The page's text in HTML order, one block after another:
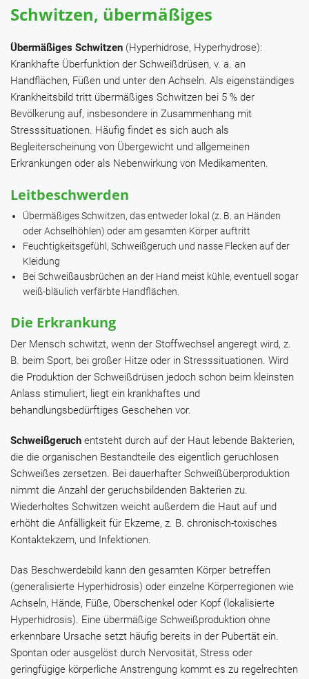
Schwitzen, übermäßiges
Übermäßiges Schwitzen (Hyperhidrose, Hyperhydrose):
Krankhafte Überfunktion der Schweißdrüsen, v. a. an
Handflächen, Füßen und unter den Achseln. Als eigenständiges
Krankheitsbild tritt übermäßiges Schwitzen bei 5 % der
Bevölkerung auf, insbesondere in Zusammenhang mit
Stresssituationen. Häufig findet es sich auch als
Begleiterscheinung von Übergewicht und allgemeinen
Erkrankungen oder als Nebenwirkung von Medikamenten.
Leitbeschwerden
Übermäßiges Schwitzen, das entweder lokal (z. B. an Händen
oder Achselhöhlen) oder am gesamten Körper auftritt
Feuchtigkeitsgefühl, Schweißgeruch und nasse Flecken auf der
Kleidung
Bei Schweißausbrüchen an der Hand meist kühle, eventuell sogar
weiß-bläulich verfärbte Handflächen.
Die Erkrankung
Der Mensch schwitzt, wenn der Stoffwechsel angeregt wird, z.
B. beim Sport, bei großer Hitze oder in Stresssituationen. Wird
die Produktion der Schweißdrüsen jedoch schon beim kleinsten
Anlass stimuliert, liegt ein krankhaftes und
behandlungsbedürftiges Geschehen vor.
Schweißgeruch entsteht durch auf der Haut lebende Bakterien,
die die organischen Bestandteile des eigentlich geruchlosen
Schweißes zersetzen. Bei dauerhafter Schweißüberproduktion
nimmt die Anzahl der geruchsbildenden Bakterien zu.
Wiederholtes Schwitzen weicht außerdem die Haut auf und
erhöht die Anfälligkeit für Ekzeme, z. B. chronisch-toxisches
Kontaktekzem, und Infektionen.
Das Beschwerdebild kann den gesamten Körper betreffen
(generalisierte Hyperhidrosis) oder einzelne Körperregionen wie
Achseln, Hände, Füße, Oberschenkel oder Kopf (lokalisierte
Hyperhidrosis). Eine übermäßige Schweißproduktion ohne
erkennbare Ursache setzt häufig bereits in der Pubertät ein.
Spontan oder ausgelöst durch Nervosität, Stress oder
geringfügige körperliche Anstrengung kommt es zu regelrechten